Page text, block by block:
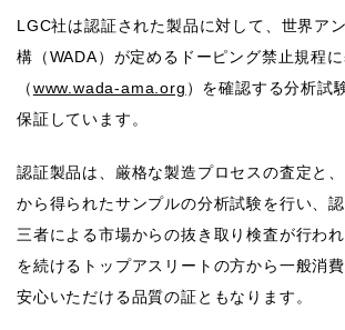
LGC社は認証された製品に対して、世界ア
構（WADA）が定めるドーピング禁止規程
（www.wada-ama.org ）を確認する分析試
保証しています。
認証製品は、厳格な製造プロセスの査定と
から得られたサンプルの分析試験を行い、
三者による市場からの抜き取り検査が行わ
を続けるトップアスリートの方から一般消
安心いただける品質の証ともなります。